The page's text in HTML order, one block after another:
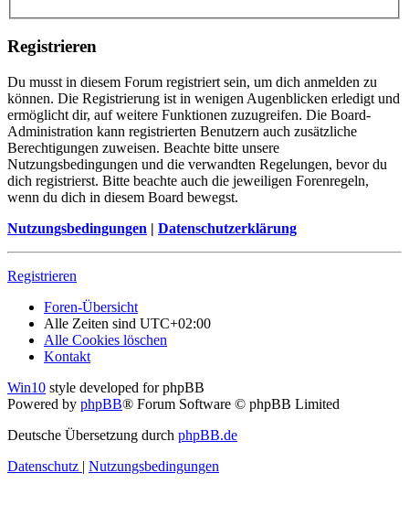
Registrieren
Du musst in diesem Forum registriert sein, um dich anmelden zu
können. Die Registrierung ist in wenigen Augenblicken erledigt und
ermöglicht dir, auf weitere Funktionen zuzugreifen. Die Board-
Administration kann registrierten Benutzern auch zusätzliche
Berechtigungen zuweisen. Beachte bitte unsere
Nutzungsbedingungen und die verwandten Regelungen, bevor du
dich registrierst. Bitte beachte auch die jeweiligen Forenregeln,
wenn du dich in diesem Board bewegst.
Nutzungsbedingungen | Datenschutzerklärung
Registrieren
Foren-Übersicht
Alle Zeiten sind UTC+02:00
Alle Cookies löschen
Kontakt
Win10 style developed for phpBB
Powered by phpBB® Forum Software © phpBB Limited
Deutsche Übersetzung durch phpBB.de
Datenschutz | Nutzungsbedingungen